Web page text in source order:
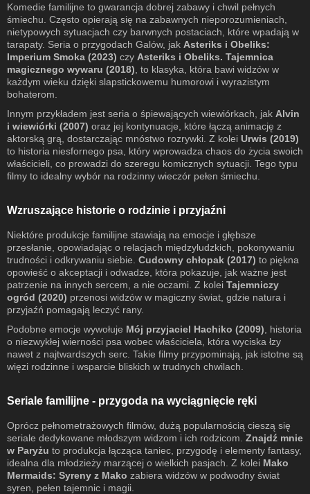
Komedie familijne to gwarancja dobrej zabawy i chwil pełnych
śmiechu. Często opierają się na zabawnych nieporozumieniach,
nietypowych sytuacjach czy barwnych postaciach, które wpadają w
tarapaty. Seria o przygodach Galów, jak Asteriks i Obeliks:
Imperium Smoka (2023) czy Asteriks i Obeliks. Tajemnica
magicznego wywaru (2018) , to klasyka, która bawi widzów w
każdym wieku dzięki slapstickowemu humorowi i wyrazistym
bohaterom.
Innym przykładem jest seria o śpiewających wiewiórkach, jak Alvin
i wiewiórki (2007) oraz jej kontynuacje, które łączą animację z
aktorską grą, dostarczając mnóstwo rozrywki. Z kolei Urwis (2019)
to historia niesfornego psa, który wprowadza chaos do życia swoich
właścicieli, co prowadzi do szeregu komicznych sytuacji. Tego typu
filmy to idealny wybór na rodzinny wieczór pełen śmiechu.
Wzruszające historie o rodzinie i przyjaźni
Niektóre produkcje familijne stawiają na emocje i głębsze
przesłanie, opowiadając o relacjach międzyludzkich, pokonywaniu
trudności i odkrywaniu siebie. Cudowny chłopak (2017) to piękna
opowieść o akceptacji i odwadze, która pokazuje, jak ważne jest
patrzenie na innych sercem, a nie oczami. Z kolei Tajemniczy
ogród (2020) przenosi widzów w magiczny świat, gdzie natura i
przyjaźń pomagają leczyć rany.
Podobne emocje wywołuje Mój przyjaciel Hachiko (2009) , historia
o niezwykłej wierności psa wobec właściciela, która wyciska łzy
nawet z najtwardszych serc. Takie filmy przypominają, jak istotne są
więzi rodzinne i wsparcie bliskich w trudnych chwilach.
Seriale familijne - przygoda na wyciągnięcie ręki
Oprócz pełnometrażowych filmów, dużą popularnością cieszą się
seriale dedykowane młodszym widzom i ich rodzicom. Znajdź mnie
w Paryżu to produkcja łącząca taniec, przygodę i elementy fantasy,
idealna dla młodzieży marzącej o wielkich pasjach. Z kolei Mako
Mermaids: Syreny z Mako zabiera widzów w podwodny świat
syren, pełen tajemnic i magii.